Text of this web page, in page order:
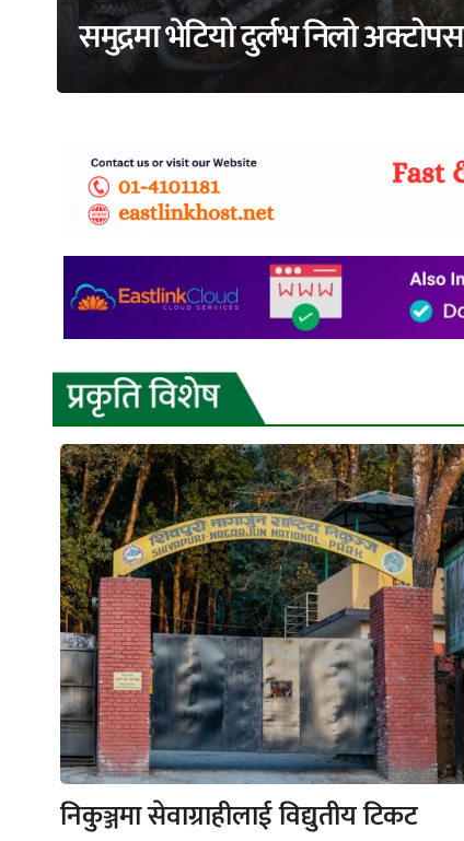
समुद्रमा भेटियो दुर्लभ निलो अक्टोपस
निकुञ्जमा सेवाग्राहीलाई विद्युतीय टिकट